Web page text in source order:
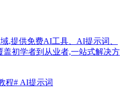
,提供免费AI工具、AI提示词、
初学者到从业者,一站式解决方
程# AI提示词